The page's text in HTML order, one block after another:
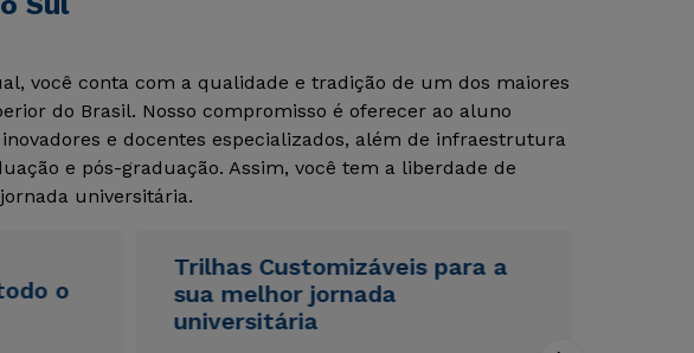
você conta com a qualidade e tradição de um dos maiores
do Brasil. Nosso compromisso é oferecer ao aluno
e docentes especializados, além de infraestrutura
e pós-graduação. Assim, você tem a liberdade de
universitária.
o
Trilhas Customizáveis para a
sua melhor jornada
universitária
Rápido e fácil
WhatsApp
Rápido e fácil
WhatsApp